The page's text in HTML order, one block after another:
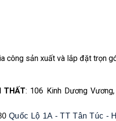
công sản xuất và lắp đặt trọn
THẤT: 106 Kinh Dương Vương,
Quốc Lộ 1A - TT Tân Túc -